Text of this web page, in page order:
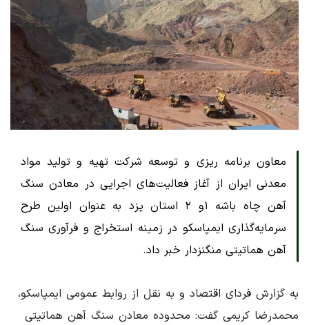
معاون برنامه ریزی و توسعه شرکت تهیه و تولید مواد
معدنی ایران از آغاز فعالیت‌های اجرایی در معادن سنگ
آهن چاه باشه ۱و ۲ استان یزد به عنوان اولین طرح
سرمایه‌گذاری ایمپاسکو در زمینه استخراج و فرآوری سنگ
آهن هماتیتی منگنزدار خبر داد.
به گزارش فردای اقتصاد و به نقل از روابط عمومی ایمپاسکو،
محمدرضا کریمی گفت: محدوده معادن سنگ آهن هماتیتی